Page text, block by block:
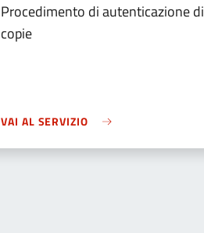
Procedimento di autenticazione di
copie
VAI AL SERVIZIO